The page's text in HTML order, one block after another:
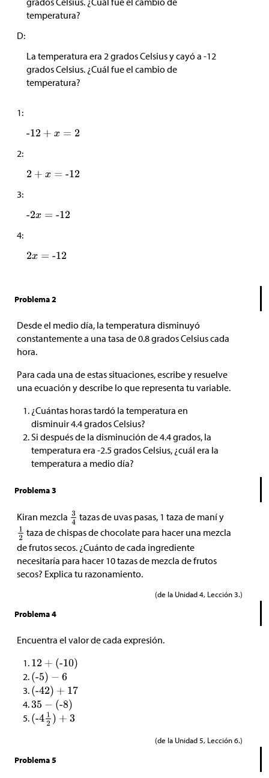
temperatura?
D:
La temperatura era 2 grados Celsius y cayó a -12
grados Celsius. ¿Cuál fue el cambio de
temperatura?
1:
2:
3:
4:
Problema 2
Desde el medio día, la temperatura disminuyó
constantemente a una tasa de 0.8 grados Celsius cada
hora.
Para cada una de estas situaciones, escribe y resuelve
una ecuación y describe lo que representa tu variable.
¿Cuántas horas tardó la temperatura en
disminuir 4.4 grados Celsius?
Si después de la disminución de 4.4 grados, la
temperatura era -2.5 grados Celsius, ¿cuál era la
temperatura a medio día?
Problema 3
Kiran mezcla
tazas de uvas pasas, 1 taza de maní y
taza de chispas de chocolate para hacer una mezcla
de frutos secos. ¿Cuánto de cada ingrediente
necesitaría para hacer 10 tazas de mezcla de frutos
secos? Explica tu razonamiento.
(de la Unidad 4, Lección 3.)
Problema 4
Encuentra el valor de cada expresión.
(de la Unidad 5, Lección 6.)
Problema 5